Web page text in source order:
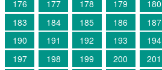
176
177 178 179 180
183
184 185 186 187
190
191 192 193 194
197
198 199 200 201